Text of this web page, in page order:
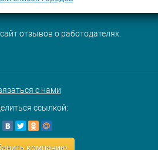
отзывов о работодателях.
с нами
ссылкой:
компанию